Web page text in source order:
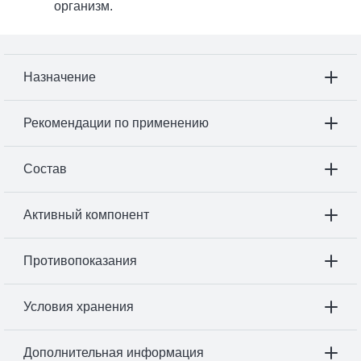
организм.
Назначение
Рекомендации по применению
Состав
Активный компонент
Противопоказания
Условия хранения
Дополнительная информация